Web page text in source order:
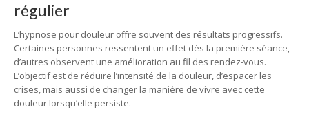
régulier
L’hypnose pour douleur offre souvent des résultats progressifs.
Certaines personnes ressentent un effet dès la première séance,
d’autres observent une amélioration au fil des rendez-vous.
L’objectif est de réduire l’intensité de la douleur, d’espacer les
crises, mais aussi de changer la manière de vivre avec cette
douleur lorsqu’elle persiste.